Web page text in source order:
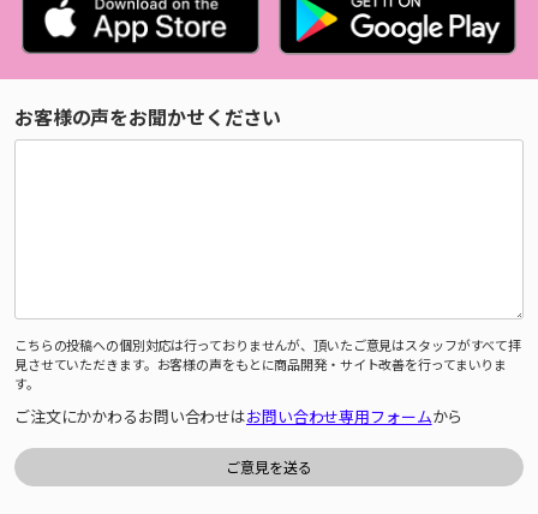
お客様の声をお聞かせください
こちらの投稿への個別対応は行っておりませんが、頂いたご意見はスタッフがすべて拝
見させていただきます。お客様の声をもとに商品開発・サイト改善を行ってまいりま
す。
ご注文にかかわるお問い合わせはお問い合わせ専用フォームから